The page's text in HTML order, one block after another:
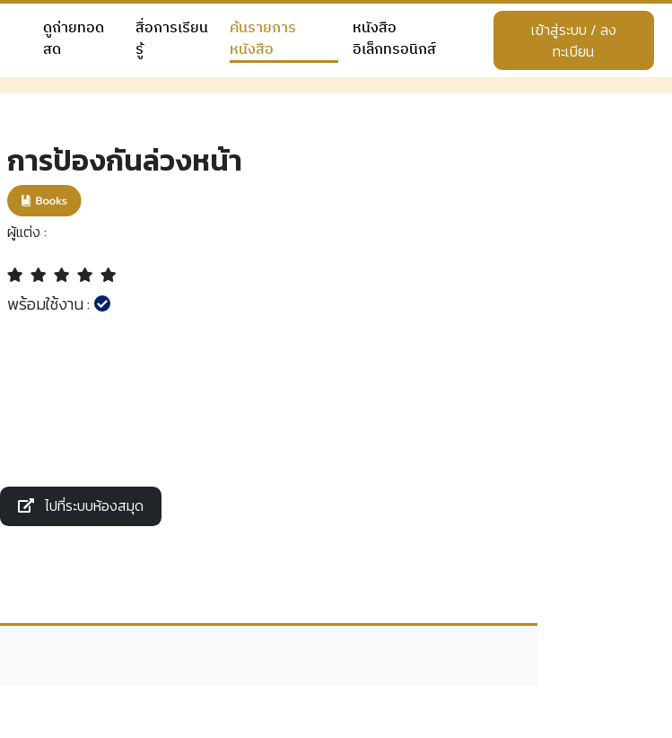
ดูถ่ายทอด
สด
สื่อการเรียน
รู้
ค้นรายการ
หนังสือ
หนังสือ
อิเล็กทรอนิกส์
เข้าสู่ระบบ / ลง
ทะเบียน
การป้องกันล่วงหน้า
ผู้แต่ง :
พร้อมใช้งาน :
ไปที่ระบบห้องสมุด